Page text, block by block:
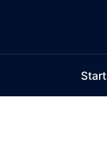
springen